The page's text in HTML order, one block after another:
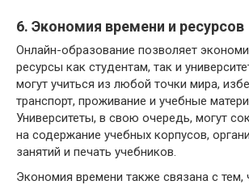
6. Экономия времени и ресурсов
Онлайн-образование позволяет
ресурсы как студентам, так и
могут учиться из любой точки мира,
транспорт, проживание и учебные
Университеты, в свою очередь, могут
на содержание учебных корпусов,
занятий и печать учебников.
Экономия времени также связана с тем,